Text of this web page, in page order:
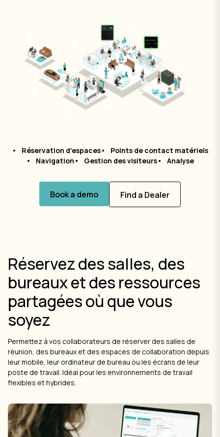
Réservation d'espaces
Points de contact matériels
Navigation
Gestion des visiteurs Analyse
Book a demo Find a Dealer
Réservez des salles, des
bureaux et des ressources
partagées où que vous
soyez
Permettez à vos collaborateurs de réserver des salles de
réunion, des bureaux et des espaces de collaboration depuis
leur mobile, leur ordinateur de bureau ou les écrans de leur
poste de travail. Idéal pour les environnements de travail
flexibles et hybrides.